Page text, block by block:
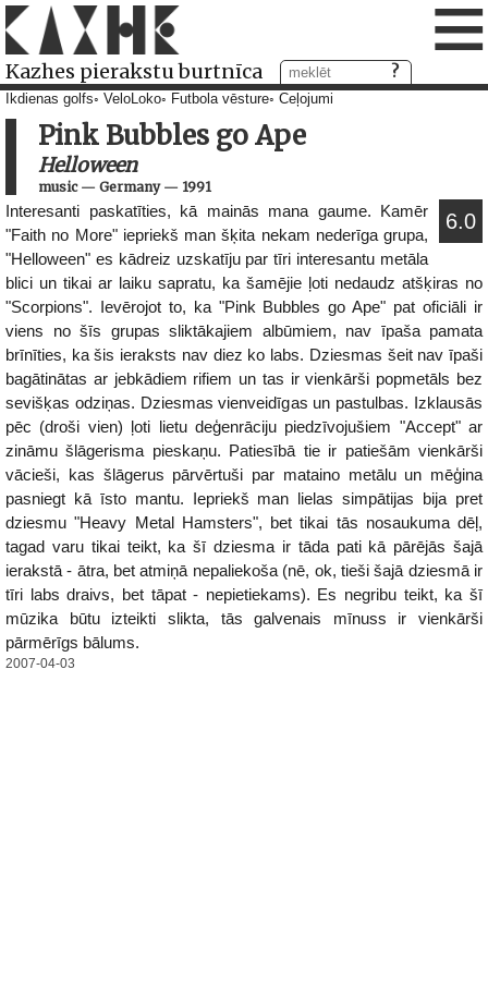
Kazhes pierakstu burtnīca ≡
Ikdienas golfs VeloLoko Futbola vēsture Ceļojumi
Pink Bubbles go Ape
Helloween
music— Germany— 1991
6.0
Interesanti paskatīties, kā mainās mana gaume. Kamēr
"Faith no More" iepriekš man šķita nekam nederīga grupa,
"Helloween" es kādreiz uzskatīju par tīri interesantu metāla
blici un tikai ar laiku sapratu, ka šamējie ļoti nedaudz atšķiras no
"Scorpions". Ievērojot to, ka "Pink Bubbles go Ape" pat oficiāli ir
viens no šīs grupas sliktākajiem albūmiem, nav īpaša pamata
brīnīties, ka šis ieraksts nav diez ko labs. Dziesmas šeit nav īpaši
bagātinātas ar jebkādiem rifiem un tas ir vienkārši popmetāls bez
sevišķas odziņas. Dziesmas vienveidīgas un pastulbas. Izklausās
pēc (droši vien) ļoti lietu deģenrāciju piedzīvojušiem "Accept" ar
zināmu šlāgerisma pieskaņu. Patiesībā tie ir patiešām vienkārši
vācieši, kas šlāgerus pārvērtuši par mataino metālu un mēģina
pasniegt kā īsto mantu. Iepriekš man lielas simpātijas bija pret
dziesmu "Heavy Metal Hamsters", bet tikai tās nosaukuma dēļ,
tagad varu tikai teikt, ka šī dziesma ir tāda pati kā pārējās šajā
ierakstā - ātra, bet atmiņā nepaliekoša (nē, ok, tieši šajā dziesmā ir
tīri labs draivs, bet tāpat - nepietiekams). Es negribu teikt, ka šī
mūzika būtu izteikti slikta, tās galvenais mīnuss ir vienkārši
pārmērīgs bālums.
2007-04-03